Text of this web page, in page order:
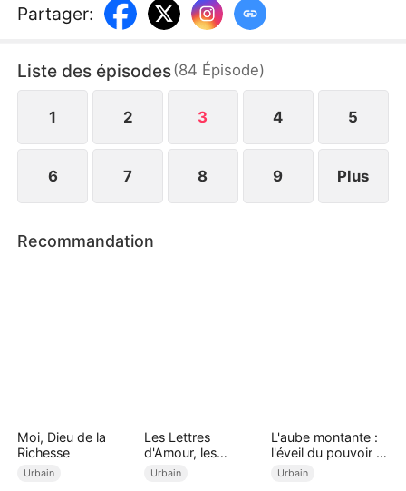
que le contrat expire, Ivan demande le divorce.
Habituée à ses attentions, Aria n'avait jamais vu
vérité chez sa mère : elle a perdu quelqu'un qui
l'aimait vraiment. Pendant ce temps, Ivan poursuit
déjà sa nouvelle vie.
Partager:
Liste des épisodes(84 Épisode)
1 2 3 4 5
6 7 8 9 Plus
Recommandation
Moi, Dieu de la
Richesse
Urbain
Les Lettres
d'Amour, les
Anciens Vœux
Urbain
L'aube montante :
l'éveil du pouvoir (
Doublé )
Urbain